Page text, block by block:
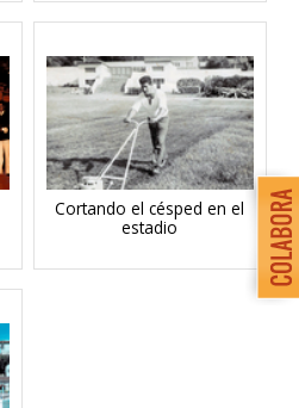
Cortando el césped en el
estadio